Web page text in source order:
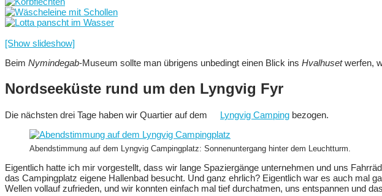
[Show slideshow]
Beim Nymindegab-Museum sollte man übrigens unbedingt einen Blick ins Hvalhusetwerfen,
Nordseeküste rund um den Lyngvig Fyr
Die nächsten drei Tage haben wir Quartier auf dem Lyngvig Camping bezogen.
Abendstimmung auf dem Lyngvig Campingplatz: Sonnenuntergang hinter dem Leuchtturm.
Eigentlich hatte ich mir vorgestellt, dass wir lange Spaziergänge unternehmen und uns
das Campingplatz eigene Hallenbad besucht. Und ganz ehrlich? Eigentlich war es auch mal
Wellen vollauf zufrieden, und wir konnten einfach mal tief durchatmen, uns entspannen und